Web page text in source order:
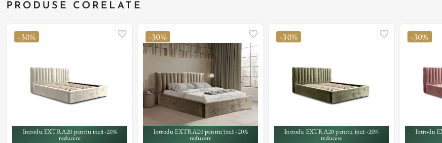
PRODUSE CORELATE
-30%
Introdu EXTRA20 pentru încă -20%
reducere
+ 3
-30%
Introdu EXTRA20 pentru încă -20%
reducere
+ 3
-30%
Introdu EXTRA20 pentru încă -20%
reducere
+ 3
-30%
Introdu